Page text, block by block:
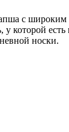
с широким
у которой
носки.